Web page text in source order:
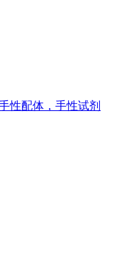
性配体，手性试剂